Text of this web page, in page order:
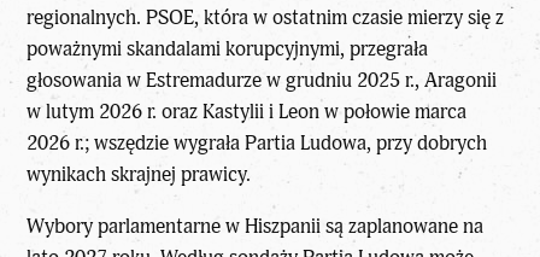
regionalnych. PSOE, która w ostatnim czasie mierzy się z
poważnymi skandalami korupcyjnymi, przegrała
głosowania w Estremadurze w grudniu 2025 r., Aragonii
w lutym 2026 r. oraz Kastylii i Leon w połowie marca
2026 r.; wszędzie wygrała Partia Ludowa, przy dobrych
wynikach skrajnej prawicy.
Wybory parlamentarne w Hiszpanii są zaplanowane na